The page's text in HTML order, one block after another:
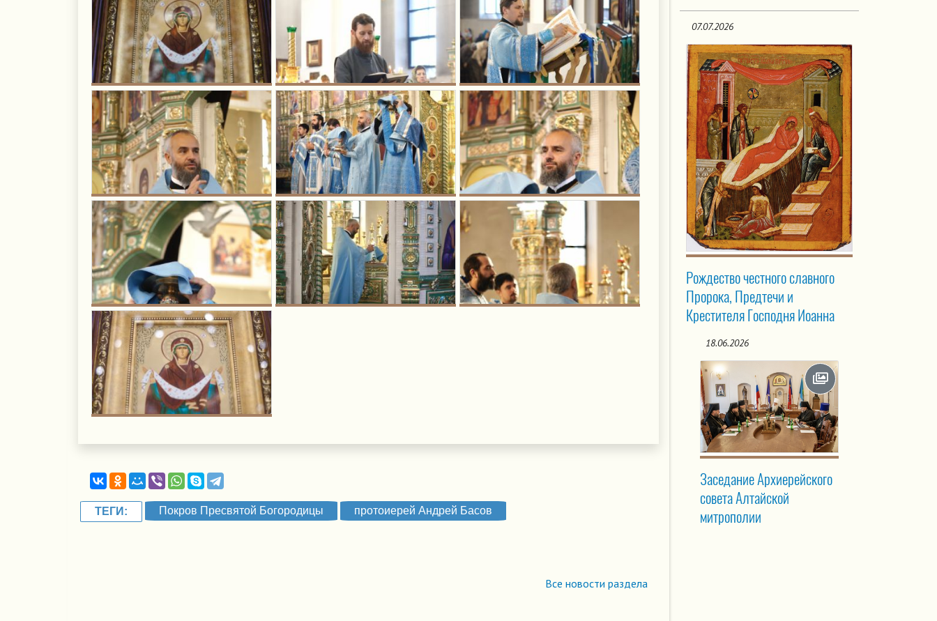
ТЕГИ: Покров Пресвятой Богородицы протоиерей Андрей Басов
Все новости раздела
07.07.2026
Рождество честного славного
Пророка, Предтечи и
Крестителя Господня Иоанна
18.06.2026
Заседание Архиерейского
совета Алтайской
митрополии